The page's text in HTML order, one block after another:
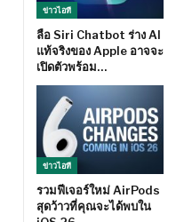
ข่าวไอที
ลือ Siri Chatbot ร่าง AI
แท้จริงของ Apple อาจจะ
เปิดตัวพร้อม…
ข่าวไอที
รวมฟีเจอร์ใหม่ AirPods
สุดว้าวที่คุณจะได้พบใน